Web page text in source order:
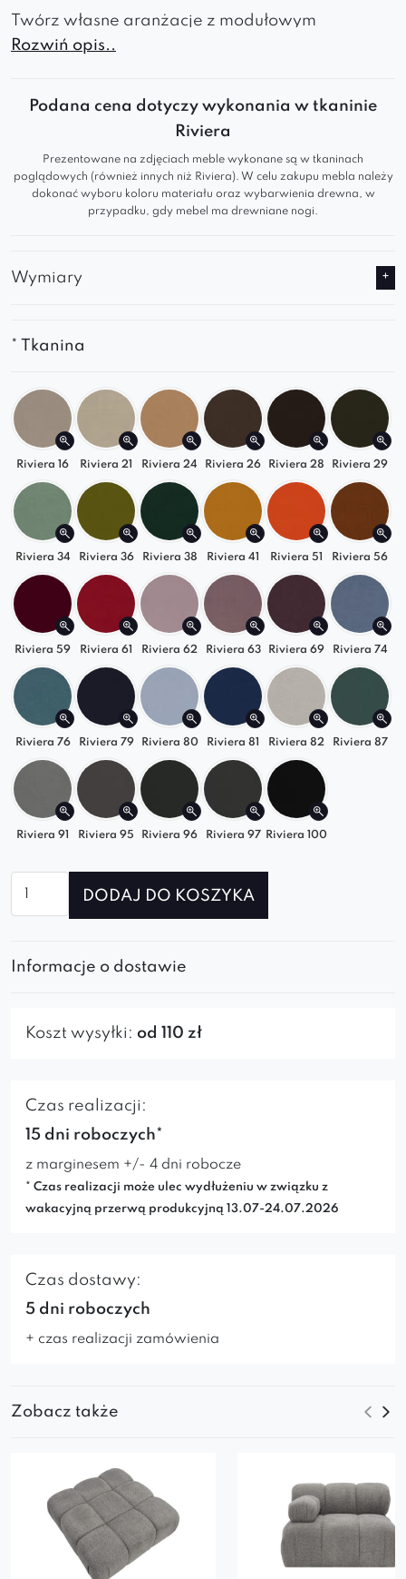
Twórz własne aranżacje z modułowym
elementem Selia! Elegancki design i
wnętrza – od nowoczesnego po klasyczne.
Dzięki modułowej budowie możesz dowolnie
wygodną i stylową sofę dopasowaną do Twoich
potrzeb.
Miękkie siedzisko i ergonomiczne podparcie
gwarantują wygodę na najwyższym
dotyku i trwała
długowieczność mebla
Dopasuj do swojego wnętrza
Element dostępny w szerokiej gamie kolorów –
od klasycznych odcieni szarości i beżu po
bardziej wyraziste barwy. Dzięki temu możesz
stworzyć sofę, która doskonale komponuje się z
Twoim wnętrzem i podkreśla jego styl.
Idealny wybór do różnych aranżacji
Selia sprawdzi się zarówno w przestrzeniach
nowoczesnych, skandynawskich, loftowych, jak i
eleganckich wnętrzach glamour. Uniwersalność
tego modułu sprawia, że z łatwością dostosujesz
go do swojego salonu, sypialni lub biura.
Wybierz element Selia i ciesz się luksusowym
komfortem każdego dnia!
Rozwiń opis..
Podana cena dotyczy wykonania w tkaninie
Riviera
Prezentowane na zdjęciach meble wykonane są w tkaninach
poglądowych (również innych niż Riviera). W celu zakupu mebla należy
dokonać wyboru koloru materiału oraz wybarwienia drewna, w
przypadku, gdy mebel ma drewniane nogi.
Wymiary
* Tkanina
Riviera 16 Riviera 21 Riviera 24 Riviera 26 Riviera 28 Riviera 29
Riviera 34 Riviera 36 Riviera 38 Riviera 41 Riviera 51 Riviera 56
Riviera 59 Riviera 61 Riviera 62 Riviera 63 Riviera 69 Riviera 74
Riviera 76 Riviera 79 Riviera 80 Riviera 81 Riviera 82 Riviera 87
Riviera 91 Riviera 95 Riviera 96 Riviera 97 Riviera 100
Róg
DODAJ DO KOSZYKA
Informacje o dostawie
Koszt wysyłki: od 110 zł
Czas realizacji:
15 dni roboczych*
z marginesem +/- 4 dni robocze
* Czas realizacji może ulec wydłużeniu w związku z
wakacyjną przerwą produkcyjną 13.07-24.07.2026
Czas dostawy:
5 dni roboczych
+ czas realizacji zamówienia
Zobacz także